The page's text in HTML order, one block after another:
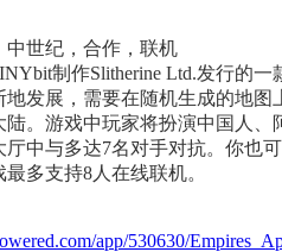
中世纪，合作，联机
制作Slitherine Ltd.发行的
发展，需要在随机生成的地
陆。游戏中玩家将扮演中国人
中与多达7名对手对抗。你也
多支持8人在线联机。
app/530630/